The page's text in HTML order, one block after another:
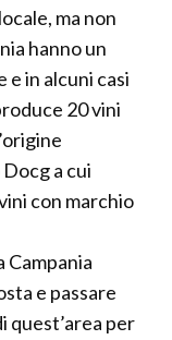
ma non
hanno un
in alcuni casi
20 vini
a cui
con marchio
Campania
e passare
quest’area per